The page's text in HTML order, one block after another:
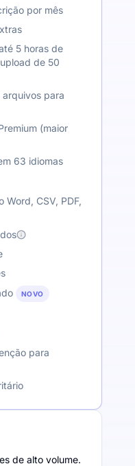
por mês
5 horas de
de 50
para
(maior
63 idiomas
Word, CSV, PDF,
NOVO
para
de alto volume.